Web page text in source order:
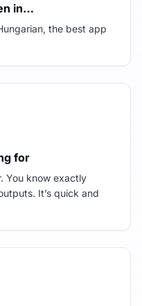
in…
the best app
for
You know exactly
It’s quick and